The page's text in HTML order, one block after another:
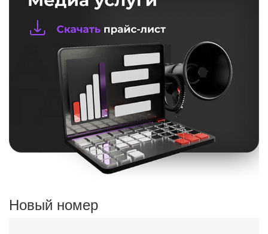
Новый номер